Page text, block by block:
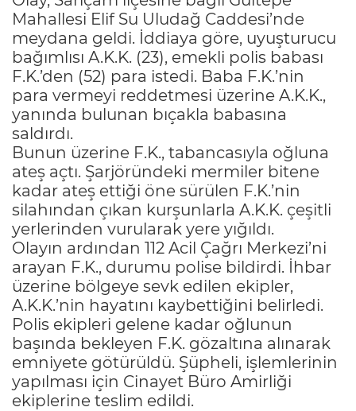
Mahallesi Elif Su Uludağ Caddesi’nde
meydana geldi. İddiaya göre, uyuşturucu
bağımlısı A.K.K. (23), emekli polis babası
F.K.’den (52) para istedi. Baba F.K.’nin
para vermeyi reddetmesi üzerine A.K.K.,
yanında bulunan bıçakla babasına
saldırdı.
Bunun üzerine F.K., tabancasıyla oğluna
ateş açtı. Şarjöründeki mermiler bitene
kadar ateş ettiği öne sürülen F.K.’nin
silahından çıkan kurşunlarla A.K.K. çeşitli
yerlerinden vurularak yere yığıldı.
Olayın ardından 112 Acil Çağrı Merkezi’ni
arayan F.K., durumu polise bildirdi. İhbar
üzerine bölgeye sevk edilen ekipler,
A.K.K.’nin hayatını kaybettiğini belirledi.
Polis ekipleri gelene kadar oğlunun
başında bekleyen F.K. gözaltına alınarak
emniyete götürüldü. Şüpheli, işlemlerinin
yapılması için Cinayet Büro Amirliği
ekiplerine teslim edildi.